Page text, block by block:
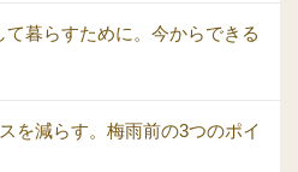
て暮らすために。今からできる
を減らす。梅雨前の3つのポイ